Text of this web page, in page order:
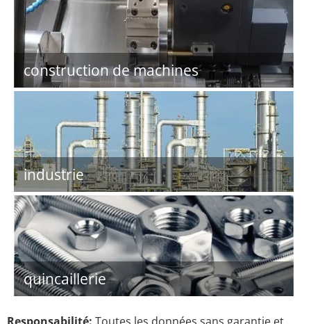
construction de machines
industrie
quincaillerie